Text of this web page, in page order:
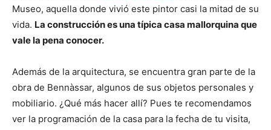
Museo, aquella donde vivió este pintor casi la mitad de su
vida. La construcción es una típica casa mallorquina que
vale la pena conocer.
Además de la arquitectura, se encuentra gran parte de la
obra de Bennàssar, algunos de sus objetos personales y
mobiliario. ¿Qué más hacer allí? Pues te recomendamos
ver la programación de la casa para la fecha de tu visita,